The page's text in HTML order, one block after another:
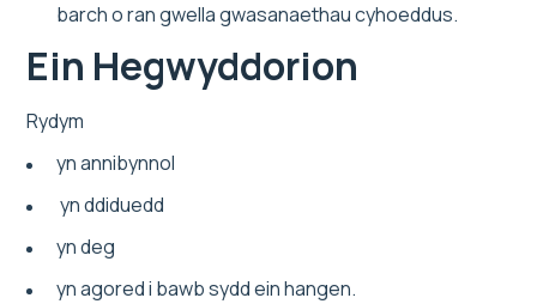
barch o ran gwella gwasanaethau cyhoeddus.
Ein Hegwyddorion
Rydym
yn annibynnol
yn ddiduedd
yn deg
yn agored i bawb sydd ein hangen.